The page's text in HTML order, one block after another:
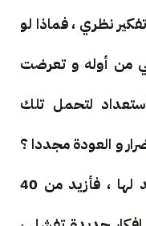
نظري ، فماذا لو
من أوله و تعرضت
لتحمل تلك
و العودة مجددا ؟
كل هذه الأشيئاء يجب ان تستعد لها ، فأزيد من 40